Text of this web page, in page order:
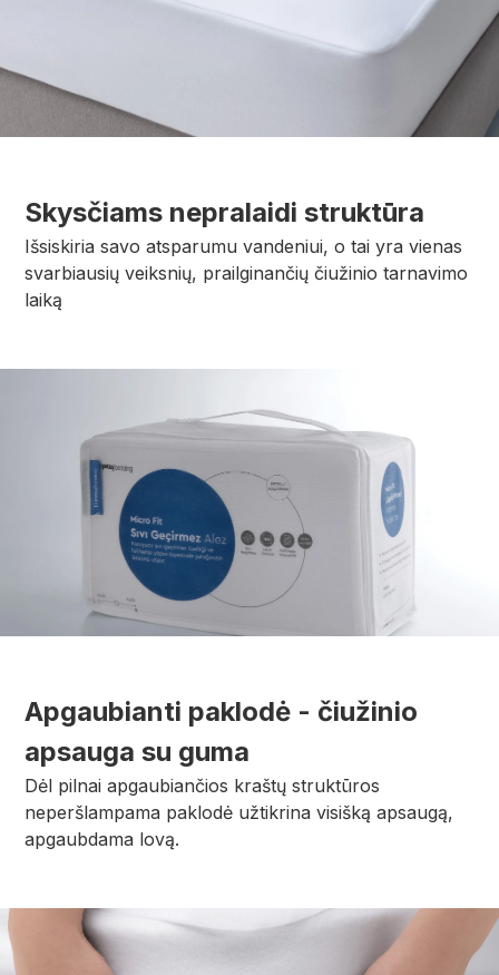
Skysčiams nepralaidi struktūra
Išsiskiria savo atsparumu vandeniui, o tai yra vienas
svarbiausių veiksnių, prailginančių čiužinio tarnavimo
laiką
Apgaubianti paklodė - čiužinio
apsauga su guma
Dėl pilnai apgaubiančios kraštų struktūros
neperšlampama paklodė užtikrina visišką apsaugą,
apgaubdama lovą.